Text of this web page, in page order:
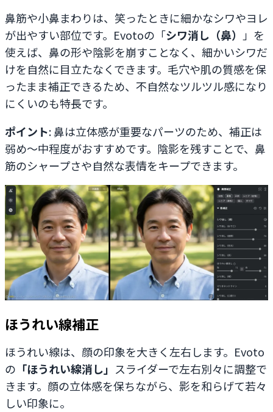
鼻筋や小鼻まわりは、笑ったときに細かなシワやヨレ
が出やすい部位です。Evotoの「シワ消し（鼻）
」を
使えば、鼻の形や陰影を崩すことなく、細かいシワだ
けを自然に目立たなくできます。毛穴や肌の質感を保
ったまま補正できるため、不自然なツルツル感になり
にくいのも特長です。
ポイント: 鼻は立体感が重要なパーツのため、補正は
弱め〜中程度がおすすめです。陰影を残すことで、鼻
筋のシャープさや自然な表情をキープできます。
ほうれい線補正
ほうれい線は、顔の印象を大きく左右します。Evoto
の 「ほうれい線消し」 スライダーで左右別々に調整で
きます。顔の立体感を保ちながら、影を和らげて若々
しい印象に。